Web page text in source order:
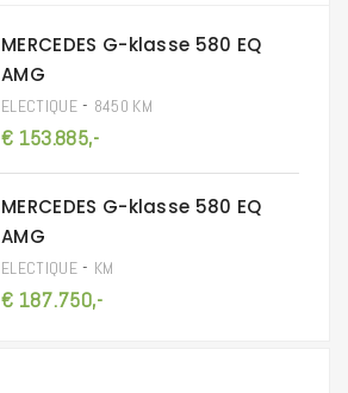
MERCEDES G-klasse 580 EQ
AMG
ELECTIQUE- 8450 KM
€ 153.885,-
MERCEDES G-klasse 580 EQ
AMG
ELECTIQUE- KM
€ 187.750,-